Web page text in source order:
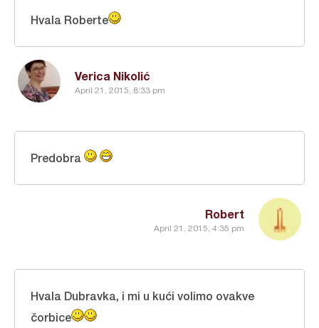
Verica Nikolić
April 21, 2015, 8:33 pm
Hvala Roberte
Robert
April 21, 2015, 4:35 pm
Predobra
Hvala Dubravka, i mi u kući volimo ovakve
čorbice